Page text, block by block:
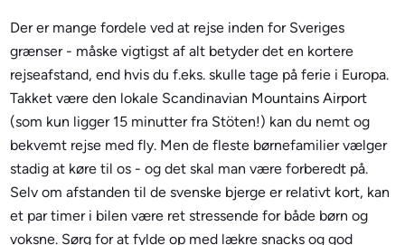
Der er mange fordele ved at rejse inden for Sveriges
grænser - måske vigtigst af alt betyder det en kortere
rejseafstand, end hvis du f.eks. skulle tage på ferie i Europa.
Takket være den lokale Scandinavian Mountains Airport
(som kun ligger 15 minutter fra Stöten!) kan du nemt og
bekvemt rejse med fly. Men de fleste børnefamilier vælger
stadig at køre til os - og det skal man være forberedt på.
Selv om afstanden til de svenske bjerge er relativt kort, kan
et par timer i bilen være ret stressende for både børn og
voksne. Sørg for at fylde op med lækre snacks og god